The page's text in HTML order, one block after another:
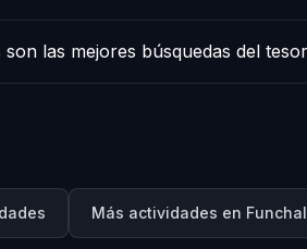
son las mejores búsquedas del
Más actividades en Funchal